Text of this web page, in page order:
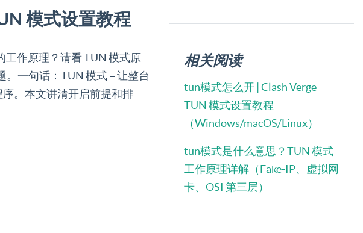
模式设置教程
工作原理？请看 TUN 模式原
。一句话：TUN 模式 = 让整台
。本文讲清开启前提和排
相关阅读
tun模式怎么开 | Clash Verge
TUN 模式设置教程
（Windows/macOS/Linux）
tun模式是什么意思？TUN 模式
工作原理详解（Fake-IP、虚拟网
卡、OSI 第三层）